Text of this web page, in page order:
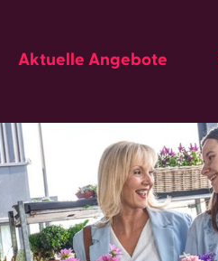
Aktuelle Angebote